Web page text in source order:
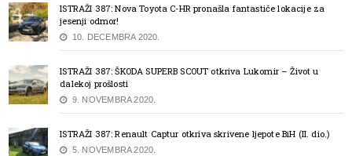
ISTRAŽI 387: Nova Toyota C-HR pronašla fantastiče lokacije za
jesenji odmor!
10. DECEMBRA 2020.
ISTRAŽI 387: ŠKODA SUPERB SCOUT otkriva Lukomir – Život u
dalekoj prošlosti
9. NOVEMBRA 2020.
ISTRAŽI 387: Renault Captur otkriva skrivene ljepote BiH (II. dio.)
5. NOVEMBRA 2020.